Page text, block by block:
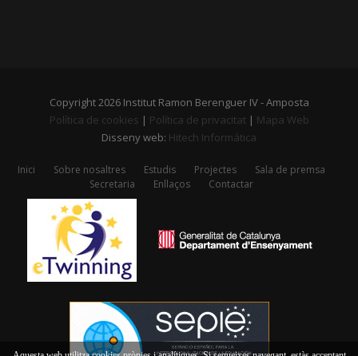
Copyright 2026 Institut Ramon Berenguer IV - Amposta
Política de cookies | Política de privacitat| Mapa Web
Disseny web: Hitech Informática
Inici Sobre nosaltres Estudis Projectes
Sala de premsa
Secretaria
Enllaços Contactar